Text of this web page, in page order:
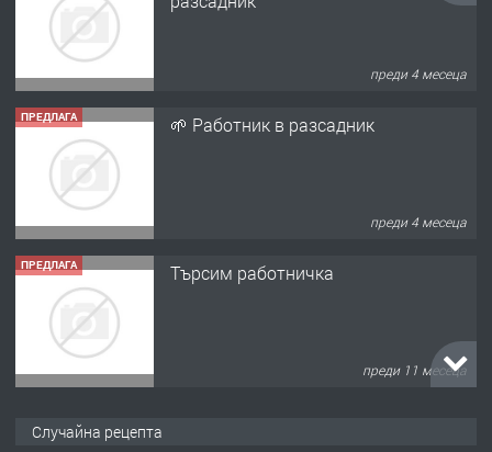
ПРЕДЛАГА 🌱 Работник в разсадник
ПРЕДЛАГА
ПРЕДЛАГА
Продава употребявани чисти и
Случайна рецепта